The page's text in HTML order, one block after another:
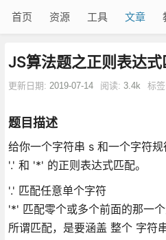
首页 资源 工具 文章
JS算法题之正则表达式
更新日期: 2019-07-14 阅读: 3.4k 标
题目描述
给你一个字符串 s 和一个字符
'.' 和 '*' 的正则表达式匹配。
'.' 匹配任意单个字符
'*' 匹配零个或多个前面的那一
所谓匹配，是要涵盖 整个 字符